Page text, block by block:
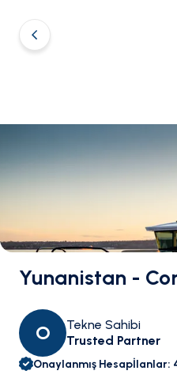
Yunanistan -
O
Tekne Sahibi
Trusted Partner
Onaylanmış Hesapİlanlar: